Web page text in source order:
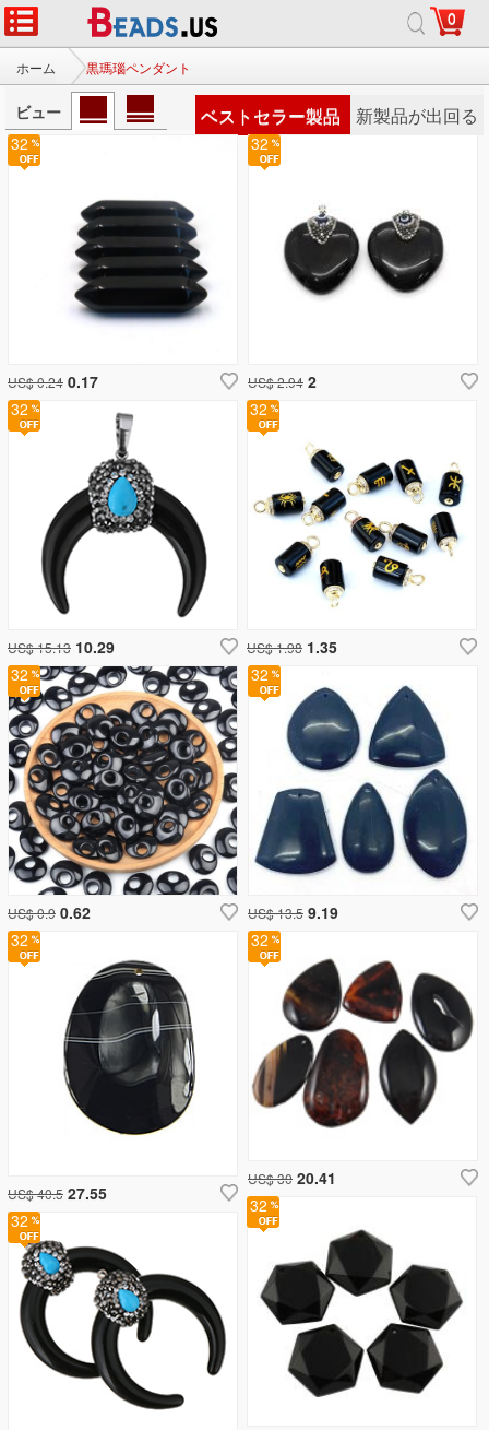
0
ホーム 黒瑪瑙ペンダント
ビュー ベストセラー製品 新製品が出回る
32
US$ 40.5 27.55
32
US$ 15.13 10.29
32
32
32
US$ 30 20.41
32
US$ 1.98 1.35
32
US$ 0.24 0.17
32
US$ 0.9 0.62
32
US$ 2.94 2
32
US$ 13.5 9.19